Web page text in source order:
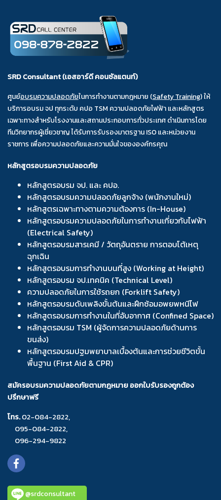
SRD Consultant (เอสอาร์ดี คอนซัลแตนท์)
ศูนย์อบรมความปลอดภัยในการทำงานตามกฎหมาย (Safety Training) ให้
บริการอบรม จป ทุกระดับ คปอ TSM ความปลอดภัยไฟฟ้า และหลักสูตร
เฉพาะทางสำหรับโรงงานและสถานประกอบการทั่วประเทศ ดำเนินการโดย
ทีมวิทยากรผู้เชี่ยวชาญ ได้รับการรับรองมาตรฐาน ISO และหน่วยงาน
ราชการ เพื่อความปลอดภัยและความมั่นใจขององค์กรคุณ
หลักสูตรอบรมความปลอดภัย
หลักสูตรอบรม จป. และ คปอ.
หลักสูตรอบรมความปลอดภัยลูกจ้าง (พนักงานใหม่)
หลักสูตรเฉพาะทางตามความต้องการ (In-House)
หลักสูตรอบรมความปลอดภัยในการทำงานเกี่ยวกับไฟฟ้า
(Electrical Safety)
หลักสูตรอบรมสารเคมี / วัตถุอันตราย การตอบโต้เหตุ
ฉุกเฉิน
หลักสูตรอบรมการทำงานบนที่สูง (Working at Height)
หลักสูตรอบรม จป.เทคนิค (Technical Level)
ความปลอดภัยในการใช้รถยก (Forklift Safety)
หลักสูตรอบรมดับเพลิงขั้นต้นและฝึกซ้อมอพยพหนีไฟ
หลักสูตรอบรมการทำงานในที่อับอากาศ (Confined Space)
หลักสูตรอบรม TSM (ผู้จัดการความปลอดภัยด้านการ
ขนส่ง)
หลักสูตรอบรมปฐมพยาบาลเบื้องต้นและการช่วยชีวิตขั้น
พื้นฐาน (First Aid & CPR)
สมัครอบรมความปลอดภัยตามกฎหมาย ออกใบรับรองถูกต้อง
ปรึกษาฟรี
โทร.02-084-2822,
095-084-2822,
096-294-9822
@srdconsultant